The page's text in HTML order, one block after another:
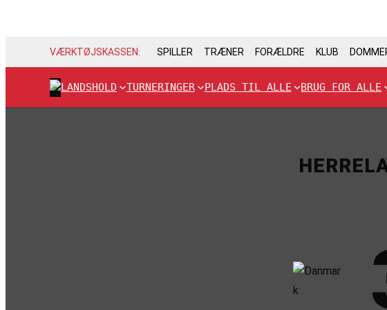
VÆRKTØJSKASSEN: SPILLER TRÆNER FORÆLDRE KLUB
LANDSHOLD TURNERINGER PLADS TIL ALLE BRUG FOR ALLE